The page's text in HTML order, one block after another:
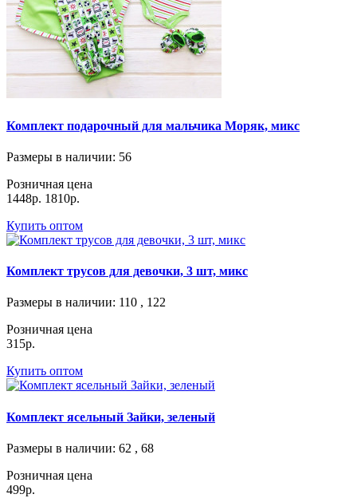
Комплект подарочный для мальчика Моряк, микс
Размеры в наличии: 56
Розничная цена
1448р. 1810р.
Купить оптом
Комплект трусов для девочки, 3 шт, микс
Размеры в наличии: 110 , 122
Розничная цена
315р.
Купить оптом
Комплект ясельный Зайки, зеленый
Размеры в наличии: 62 , 68
Розничная цена
499р.